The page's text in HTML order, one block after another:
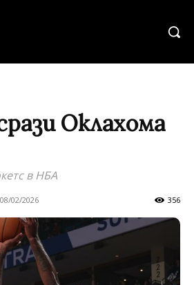
Оклахома
в НБА
08/02/2026 356